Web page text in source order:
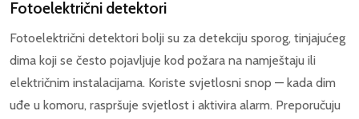
Fotoelektrični detektori
Fotoelektrični detektori bolji su za detekciju sporog, tinjajućeg
dima koji se često pojavljuje kod požara na namještaju ili
električnim instalacijama. Koriste svjetlosni snop — kada dim
uđe u komoru, raspršuje svjetlost i aktivira alarm. Preporučuju